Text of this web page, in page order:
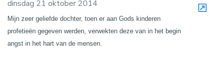
dinsdag 21 oktober 2014
Mijn zeer geliefde dochter, toen er aan Gods kinderen
profetieën gegeven werden, verwekten deze van in het begin
angst in het hart van de mensen.